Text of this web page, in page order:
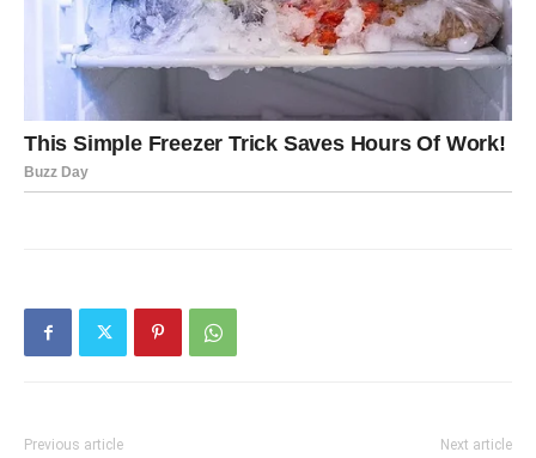
Previous article Next article